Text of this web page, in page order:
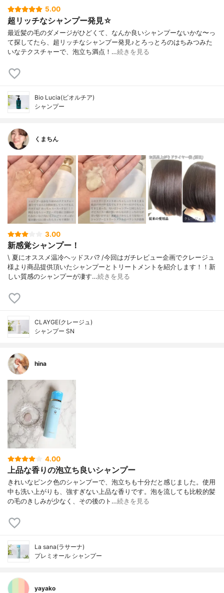
5.00
超リッチなシャンプー発見☆
最近髪の毛のダメージがひどくて、なんか良いシャンプーないかな〜っ
て探してたら、超リッチなシャンプー発見♪とろっとろのはちみつみた
いなテクスチャーで、泡立ち満点！…続きを見る
Bio Lucia(ビオルチア)
シャンプー
くまちん
3.00
新感覚シャンプー！
\ 夏にオススメ温冷ヘッドスパ? /今回はガチレビュー企画でクレージュ
様より商品提供頂いたシャンプーとトリートメントを紹介します！！新
しい質感のシャンプーが凄す…続きを見る
CLAYGE(クレージュ)
シャンプー SN
hina
4.00
上品な香りの泡立ち良いシャンプー
きれいなピンク色のシャンプーで、泡立ちも十分だと感じました。使用
中も洗い上がりも、強すぎない上品な香りです。泡を流しても比較的髪
の毛のきしみが少なく、その後のト…続きを見る
La sana(ラサーナ)
プレミオール シャンプー
yayako